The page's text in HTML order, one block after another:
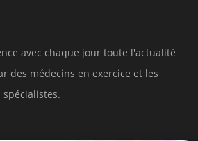
des médecins en exercice et les